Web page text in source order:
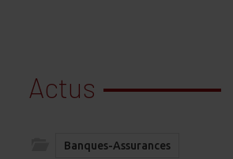
Actus
Banques-Assurances